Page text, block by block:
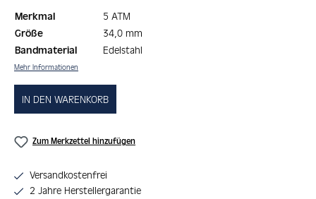
Merkmal
5 ATM
Größe
34,0 mm
Bandmaterial
Edelstahl
Mehr Informationen
IN DEN WARENKORB
Zum Merkzettel hinzufügen
Versandkostenfrei
2 Jahre Herstellergarantie